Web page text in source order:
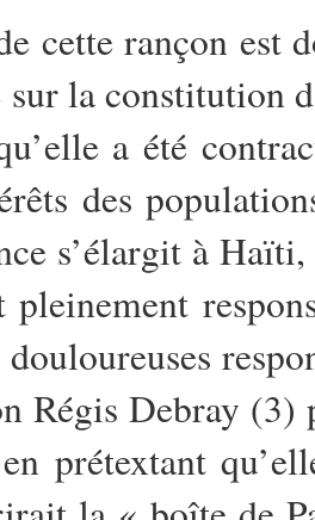
cette rançon est
sur la constitution
a été
des
s’élargit à
pleinement
Régis Debray (3)
prétextant